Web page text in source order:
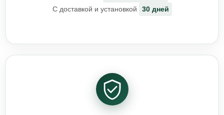
С доставкой и установкой
30 дней